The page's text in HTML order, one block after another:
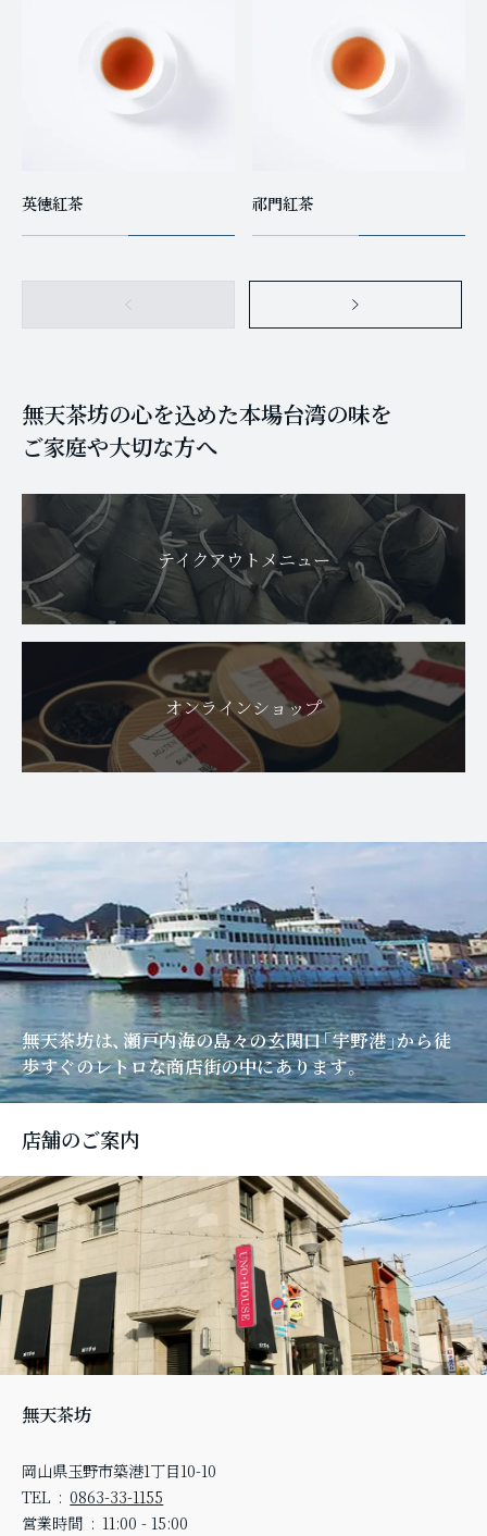
英徳紅茶 祁門紅茶
無天茶坊の心を込めた本場台湾の味を
ご家庭や大切な方へ
テイクアウトメニュー
オンラインショップ
無天茶坊は、瀬戸内海の島々の玄関口「宇野港」から徒
歩すぐのレトロな商店街の中にあります。
店舗のご案内
無天茶坊
岡山県玉野市築港1丁目10-10
TEL
0863-33-1155
営業時間
11:00 - 15:00